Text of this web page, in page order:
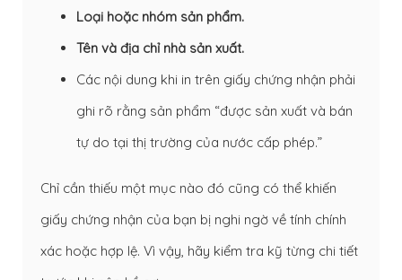
Loại hoặc nhóm sản phẩm.
Tên và địa chỉ nhà sản xuất.
Các nội dung khi in trên giấy chứng nhận phải
ghi rõ rằng sản phẩm “được sản xuất và bán
tự do tại thị trường của nước cấp phép.”
Chỉ cần thiếu một mục nào đó cũng có thể khiến
giấy chứng nhận của bạn bị nghi ngờ về tính chính
xác hoặc hợp lệ. Vì vậy, hãy kiểm tra kỹ từng chi tiết